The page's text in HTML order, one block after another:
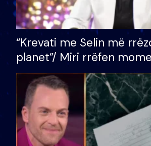
“Krevati me Selin më
planet”/ Miri rrëfen
bukura në shtëpinë e BB
mungojë zilja e